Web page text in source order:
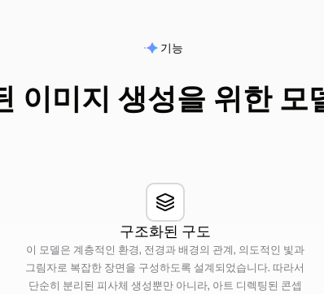
기능
이미지 생성을 위한 모
구조화된 구도
이 모델은 계층적인 환경, 전경과 배경의 관계, 의도적인 빛과
그림자로 복잡한 장면을 구성하도록 설계되었습니다. 따라서
단순히 분리된 피사체 생성뿐만 아니라, 아트 디렉팅된 콘셉